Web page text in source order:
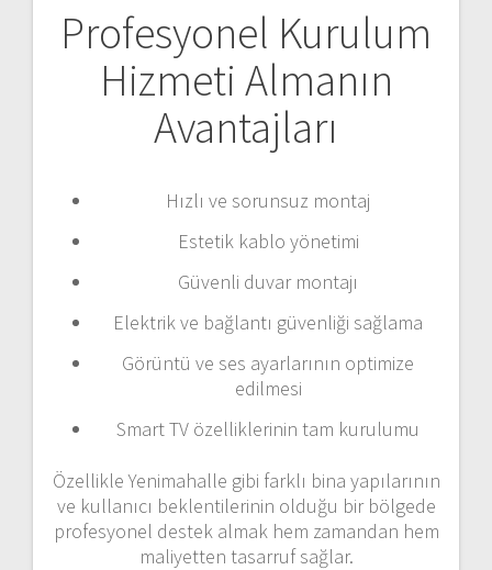
Profesyonel Kurulum
Hizmeti Almanın
Avantajları
Hızlı ve sorunsuz montaj
Estetik kablo yönetimi
Güvenli duvar montajı
Elektrik ve bağlantı güvenliği sağlama
Görüntü ve ses ayarlarının optimize
edilmesi
Smart TV özelliklerinin tam kurulumu
Özellikle Yenimahalle gibi farklı bina yapılarının
ve kullanıcı beklentilerinin olduğu bir bölgede
profesyonel destek almak hem zamandan hem
maliyetten tasarruf sağlar.